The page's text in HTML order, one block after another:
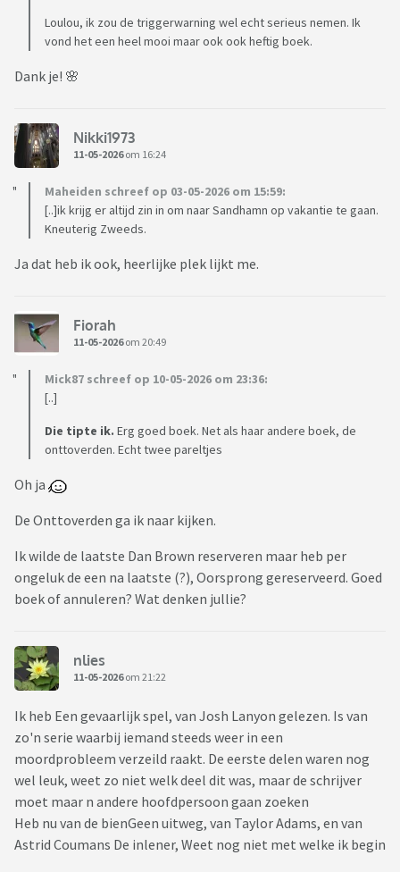
Loulou, ik zou de triggerwarning wel echt serieus nemen. Ik
vond het een heel mooi maar ook ook heftig boek.
Dank je! 🌸
Nikki1973
11-05-2026om 16:24
Maheiden schreef op 03-05-2026 om 15:59:
[..]ik krijg er altijd zin in om naar Sandhamn op vakantie te gaan.
Kneuterig Zweeds.
Ja dat heb ik ook, heerlijke plek lijkt me.
Fiorah
11-05-2026om 20:49
Mick87 schreef op 10-05-2026 om 23:36:
[..]
Die tipte ik. Erg goed boek. Net als haar andere boek, de
onttoverden. Echt twee pareltjes
Oh ja
De Onttoverden ga ik naar kijken.
Ik wilde de laatste Dan Brown reserveren maar heb per
ongeluk de een na laatste (?), Oorsprong gereserveerd. Goed
boek of annuleren? Wat denken jullie?
nlies
11-05-2026om 21:22
Ik heb Een gevaarlijk spel, van Josh Lanyon gelezen. Is van
zo'n serie waarbij iemand steeds weer in een
moordprobleem verzeild raakt. De eerste delen waren nog
wel leuk, weet zo niet welk deel dit was, maar de schrijver
moet maar n andere hoofdpersoon gaan zoeken
Heb nu van de bienGeen uitweg, van Taylor Adams, en van
Astrid Coumans De inlener, Weet nog niet met welke ik begin